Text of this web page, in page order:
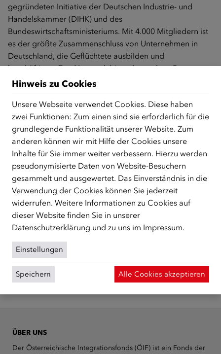
gegründeten Initiative der Deutschen Industrie- und
Handelskammer (DIHK) und des
Bundeswirtschaftsministeriums. Mit 4.000 Mitgliedern ist
es der größte Zusammenschluss von Unternehmen in
Deutschland, die Geflüchtete ausbilden und
beschäftigen. Das Netzwerk bietet kostenlose Beratung,
Informationsmaterialien, Webinare, Workshops und
Veranstaltungen an.
Die Online-Anmeldung für einen Kurs muss mindestens
einen Tag vor Kursbeginn erfolgen. Die Anmeldung ist
leider nicht mehr möglich.
Weitere Seminare, die Sie
interessieren könnten:
ÜBER UNS
Der Österreichische Integrationsfonds (ÖIF) ist ein Fonds der
Hinweis zu Cookies
Unsere Webseite verwendet Cookies. Diese haben
zwei Funktionen: Zum einen sind sie erforderlich für die
grundlegende Funktionalität unserer Website. Zum
anderen können wir mit Hilfe der Cookies unsere
Inhalte für Sie immer weiter verbessern. Hierzu werden
pseudonymisierte Daten von Website-Besuchern
gesammelt und ausgewertet. Das Einverständnis in die
Verwendung der Cookies können Sie jederzeit
widerrufen. Weitere Informationen zu Cookies auf
dieser Website finden Sie in unserer
Datenschutzerklärung und zu uns im Impressum.
Einstellungen
Speichern Alle Cookies akzeptieren